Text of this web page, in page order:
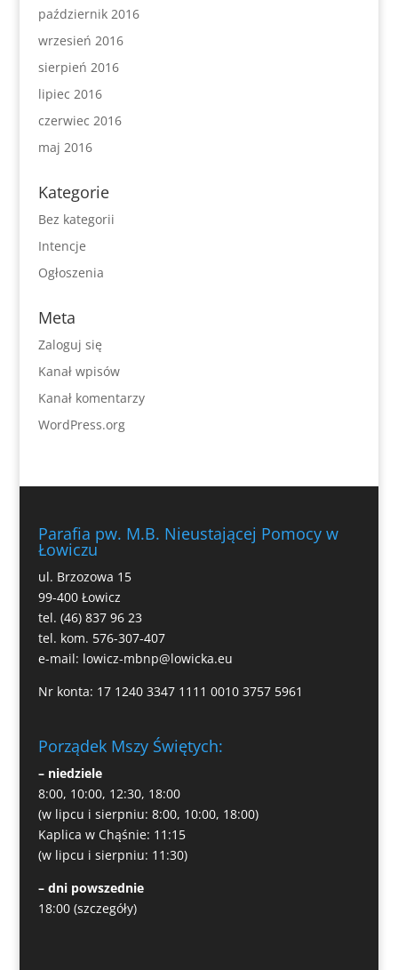
październik 2016
wrzesień 2016
sierpień 2016
lipiec 2016
czerwiec 2016
maj 2016
Kategorie
Bez kategorii
Intencje
Ogłoszenia
Meta
Zaloguj się
Kanał wpisów
Kanał komentarzy
WordPress.org
Parafia pw. M.B. Nieustającej Pomocy w
Łowiczu
ul. Brzozowa 15
99-400 Łowicz
tel. (46) 837 96 23
tel. kom. 576-307-407
e-mail: lowicz-mbnp@lowicka.eu
Nr konta: 17 1240 3347 1111 0010 3757 5961
Porządek Mszy Świętych:
– niedziele
8:00, 10:00, 12:30, 18:00
(w lipcu i sierpniu: 8:00, 10:00, 18:00)
Kaplica w Chąśnie: 11:15
(w lipcu i sierpniu: 11:30)
– dni powszednie
18:00 (szczegóły)